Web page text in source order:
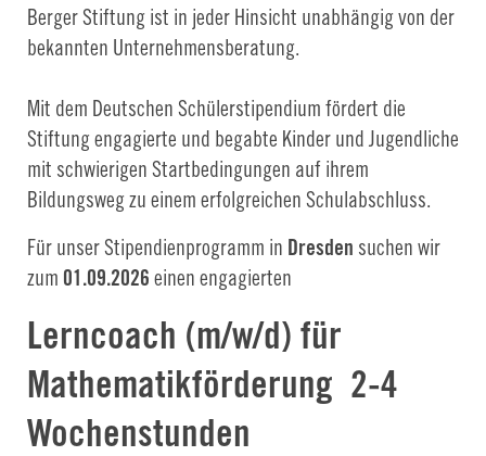
Berger Stiftung ist in jeder Hinsicht unabhängig von der
bekannten Unternehmensberatung.
Mit dem Deutschen Schülerstipendium fördert die
Stiftung engagierte und begabte Kinder und Jugendliche
mit schwierigen Startbedingungen auf ihrem
Bildungsweg zu einem erfolgreichen Schulabschluss.
Für unser Stipendienprogramm in Dresden suchen wir
zum 01.09.2026 einen engagierten
Lerncoach (m/w/d) für
Mathematikförderung 2-4
Wochenstunden